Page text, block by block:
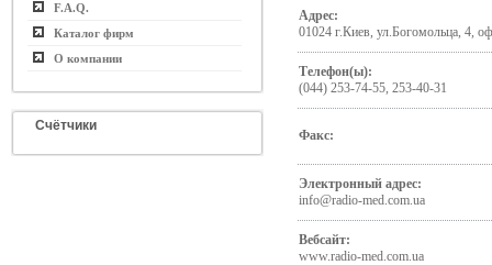
F.A.Q.
Каталог фирм
О компании
Счётчики
Адрес:
01024 г.Киев, ул.Богомольца, 4,
Телефон(ы):
(044) 253-74-55, 253-40-31
Факс:
Электронный адрес:
info@radio-med.com.ua
Вебсайт:
www.radio-med.com.ua